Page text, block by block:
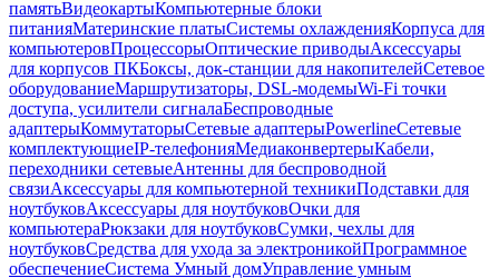
памятьВидеокартыКомпьютерные блоки
питанияМатеринские платыСистемы охлажденияКорпуса для
компьютеровПроцессорыОптические приводыАксессуары
для корпусов ПКБоксы, док-станции для накопителейСетевое
оборудованиеМаршрутизаторы, DSL-модемыWi-Fi точки
доступа, усилители сигналаБеспроводные
адаптерыКоммутаторыСетевые адаптерыPowerlineСетевые
комплектующиеIP-телефонияМедиаконвертерыКабели,
переходники сетевыеАнтенны для беспроводной
связиАксессуары для компьютерной техникиПодставки для
ноутбуковАксессуары для ноутбуковОчки для
компьютераРюкзаки для ноутбуковСумки, чехлы для
ноутбуковСредства для ухода за электроникойПрограммное
обеспечениеСистема Умный домУправление умным